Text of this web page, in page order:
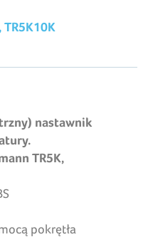
nastawnik
TR5K,
pokrętła